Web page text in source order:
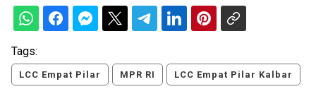
Tags:
LCC Empat Pilar MPR RI LCC Empat Pilar Kalbar